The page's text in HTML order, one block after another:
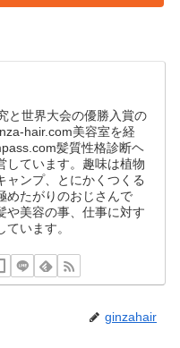
と世界大会の優勝入賞の
hair.com美容室を経
髪質性格診断ヘ
ています。趣味は植物
ャンプ、とにかくつくる
めたがりのおじさんで
や美容の事、仕事に対す
います。
ginzahair